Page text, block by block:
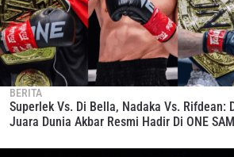
BERITA
Superlek Vs. Di Bella, Nadaka Vs. Rifdean:
Juara Dunia Akbar Resmi Hadir Di ONE